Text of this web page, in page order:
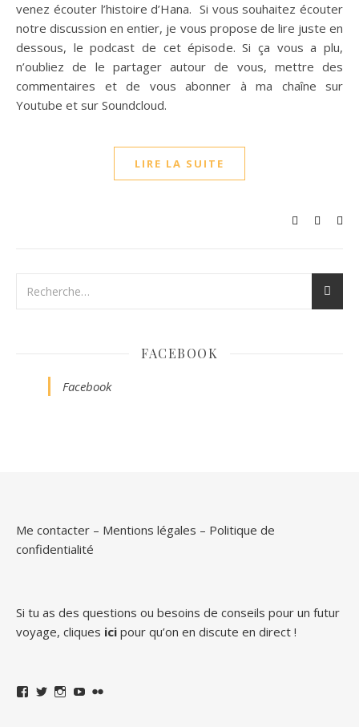
venez écouter l’histoire d’Hana. Si vous souhaitez écouter
notre discussion en entier, je vous propose de lire juste en
dessous, le podcast de cet épisode. Si ça vous a plu,
n’oubliez de le partager autour de vous, mettre des
commentaires et de vous abonner à ma chaîne sur
Youtube et sur Soundcloud.
LIRE LA SUITE
FACEBOOK
Facebook
Me contacter – Mentions légales – Politique de
confidentialité
Si tu as des questions ou besoins de conseils pour un futur
voyage, cliques ici pour qu’on en discute en direct !
Facebook
TwitterInstagram
YouTube